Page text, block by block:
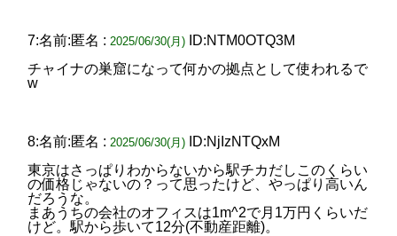
7:名前:匿名 : 2025/06/30(月)
ID:NTM0OTQ3M
チャイナの巣窟になって何かの拠点として使われるで
w
8:名前:匿名 : 2025/06/30(月)
ID:NjIzNTQxM
東京はさっぱりわからないから駅チカだしこのくらい
の価格じゃないの？って思ったけど、やっぱり高いん
だろうな。
まあうちの会社のオフィスは1m^2で月1万円くらいだ
けど。駅から歩いて12分(不動産距離)。